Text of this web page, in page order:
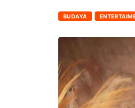
BUDAYA